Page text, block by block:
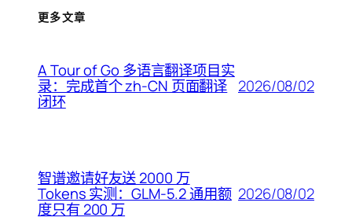
更多文章
A Tour of Go 多语言翻译项目实
录：完成首个 zh-CN 页面翻译
闭环
2026/08/02
智谱邀请好友送 2000 万
Tokens 实测：GLM-5.2 通用额
度只有 200 万
2026/08/02